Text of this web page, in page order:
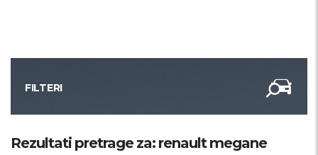
FILTERI
Kategorija
Rezultati pretrage za: renault megane